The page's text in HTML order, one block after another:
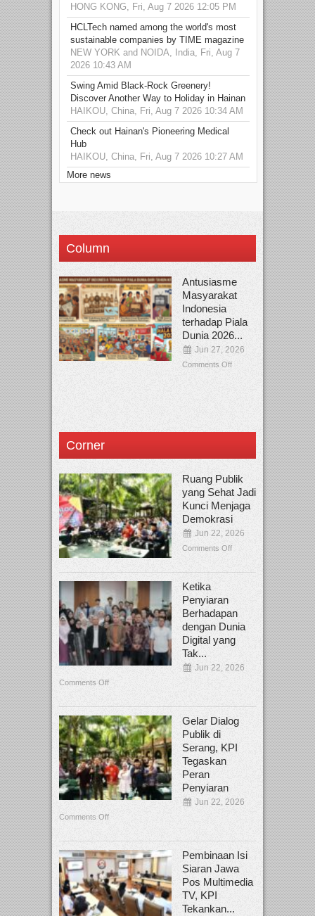
HONG KONG, Fri, Aug 7 2026 12:05 PM
HCLTech named among the world's most
sustainable companies by TIME magazine
NEW YORK and NOIDA, India, Fri, Aug 7
2026 10:43 AM
Swing Amid Black‑Rock Greenery!
Discover Another Way to Holiday in Hainan
HAIKOU, China, Fri, Aug 7 2026 10:34 AM
Check out Hainan's Pioneering Medical
Hub
HAIKOU, China, Fri, Aug 7 2026 10:27 AM
More news
Column
Antusiasme
Masyarakat
Indonesia
terhadap Piala
Dunia 2026...
Jun 27, 2026
Comments Off
Corner
Ruang Publik
yang Sehat Jadi
Kunci Menjaga
Demokrasi
Jun 22, 2026
Comments Off
Ketika
Penyiaran
Berhadapan
dengan Dunia
Digital yang
Tak...
Jun 22, 2026
Comments Off
Gelar Dialog
Publik di
Serang, KPI
Tegaskan
Peran
Penyiaran
Jun 22, 2026
Comments Off
Pembinaan Isi
Siaran Jawa
Pos Multimedia
TV, KPI
Tekankan...